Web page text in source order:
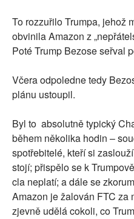
To rozzuřilo Trumpa, jehož
obvinila Amazon z
Poté Trump Bezose seřval
Včera odpoledne tedy
plánu ustoupil.
Byl to absolutně typický
během několika hodin –
spotřebitelé, kteří si
stojí; přispělo se k
cla neplatí; a dále se
Amazon je žalován FTC za
zjevně udělá cokoli, co